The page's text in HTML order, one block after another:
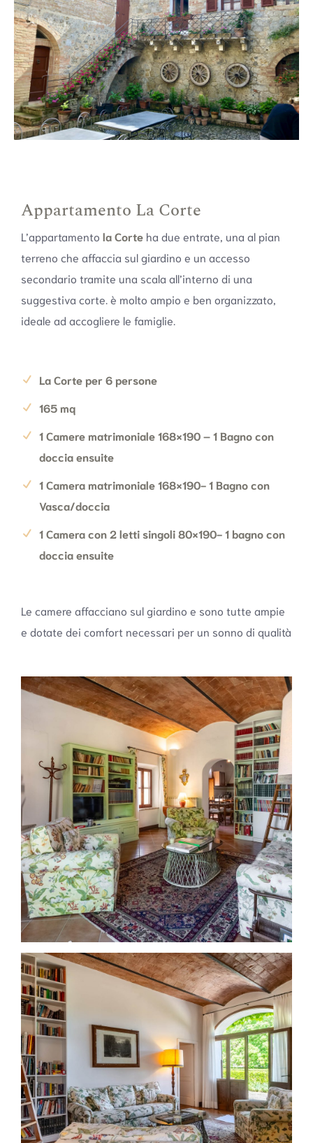
Appartamento La Corte
L’appartamento la Corte ha due entrate, una al pian
terreno che affaccia sul giardino e un accesso
secondario tramite una scala all’interno di una
suggestiva corte. è molto ampio e ben organizzato,
ideale ad accogliere le famiglie.
La Corte per 6 persone
165 mq
1 Camere matrimoniale 168×190 – 1 Bagno con
doccia ensuite
1 Camera matrimoniale 168×190- 1 Bagno con
Vasca/doccia
1 Camera con 2 letti singoli 80×190- 1 bagno con
doccia ensuite
Le camere affacciano sul giardino e sono tutte ampie
e dotate dei comfort necessari per un sonno di qualità